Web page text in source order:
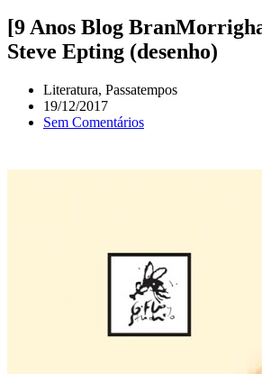
[9 Anos Blog
Steve Epting (desenho)
Literatura, Passatempos
19/12/2017
Sem Comentários